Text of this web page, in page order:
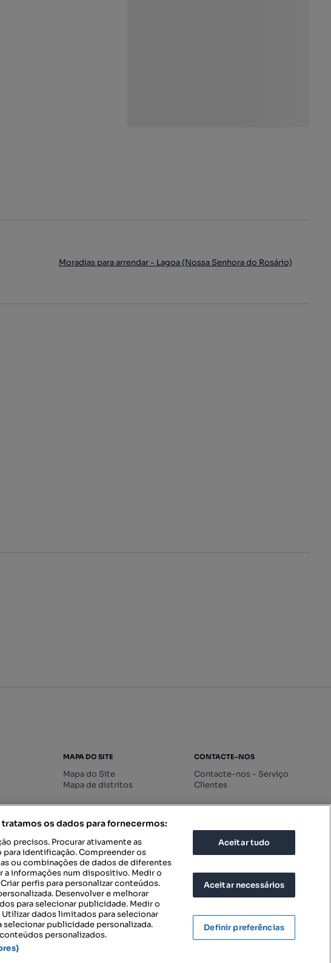
Moradias para arrendar - Lagoa (Nossa Senhora do Rosário)
MAPA DO SITE
Mapa do Site
Mapa de distritos
CONTACTE-NOS
Contacte-nos - Serviço
Clientes
CONFIGURAÇÕES DE PRIVACIDADE
os dados para fornecermos:
precisos. Procurar ativamente as
identificação. Compreender os
ou combinações de dados de diferentes
a informações num dispositivo. Medir o
perfis para personalizar conteúdos.
Desenvolver e melhorar
para selecionar publicidade. Medir o
dados limitados para selecionar
publicidade personalizada.
personalizados.
Aceitar tudo
Aceitar necessários
Definir preferências